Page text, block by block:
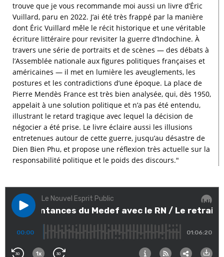
trouve que je vous recommande moi aussi un livre d’Éric
Vuillard, paru en 2022. J’ai été très frappé par la manière
dont Éric Vuillard mêle le récit historique et une véritable
écriture littéraire pour revisiter la guerre d’Indochine. À
travers une série de portraits et de scènes — des débats à
l’Assemblée nationale aux figures politiques françaises et
américaines — il met en lumière les aveuglements, les
postures et les contradictions d’une époque. La place de
Pierre Mendès France est très bien analysée, qui, dès 1950,
appelait à une solution politique et n’a pas été entendu,
illustrant le retard tragique avec lequel la décision de
négocier a été prise. Le livre éclaire aussi les illusions
entretenues autour de cette guerre, jusqu’au désastre de
Dien Bien Phu, et propose une réflexion très actuelle sur la
responsabilité politique et le poids des discours."